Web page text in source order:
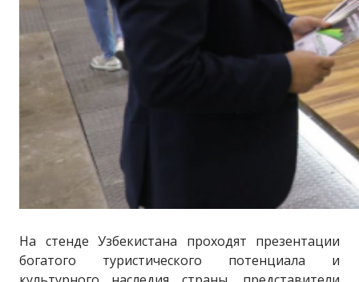
На стенде Узбекистана проходят презентации
богатого туристического потенциала и